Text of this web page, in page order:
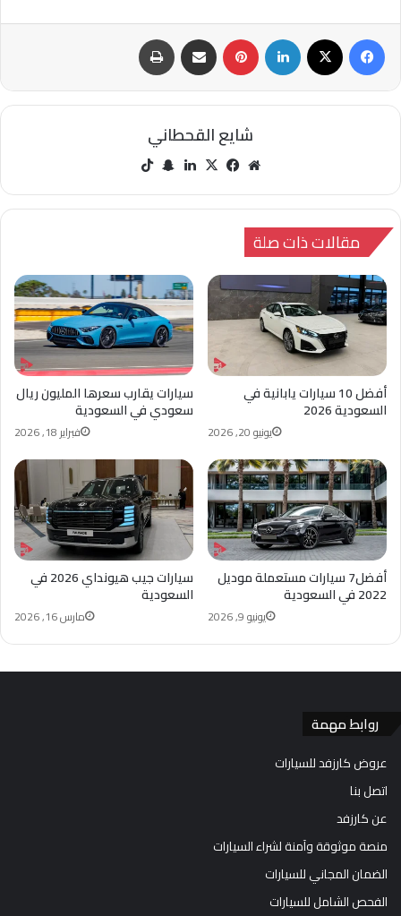
فيسبوك ‫X لينكدإن بينتيريست مشاركة عبر البريد طباعة
شايع القحطاني
مو
الوي
في
وك
‫X لينك سنا
تشا
مقالات ذات صلة
سيارات يقارب سعرها المليون ريال
سعودي في السعودية
فبراير 18, 2026
أفضل 10 سيارات يابانية في
السعودية 2026
يونيو 20, 2026
سيارات جيب هيونداي 2026 في
السعودية
مارس 16, 2026
أفضل7 سيارات مستعملة موديل
2022 في السعودية
يونيو 9, 2026
روابط مهمة
عروض كارزفد للسيارات
اتصل بنا
عن كارزفد
منصة موثوقة وآمنة لشراء السيارات
الضمان المجاني للسيارات
الفحص الشامل للسيارات